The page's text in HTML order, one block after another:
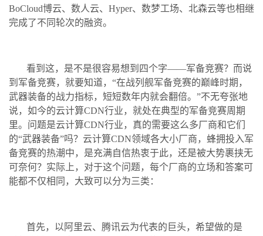
BoCloud博云、数人云、Hyper、数梦工场、北森云等也相继
完成了不同轮次的融资。
看到这，是不是很容易想到四个字——军备竞赛？而说
到军备竞赛，就要知道，“在战列舰军备竞赛的巅峰时期，
武器装备的战力指标，短短数年内就会翻倍。”不无夸张地
说，如今的云计算CDN行业，就处在典型的军备竞赛周期
里。问题是云计算CDN行业，真的需要这么多厂商和它们
的“武器装备”吗？云计算CDN领域各大小厂商，蜂拥投入军
备竞赛的热潮中，是充满自信热衷于此，还是被大势裹挟无
可奈何？实际上，对于这个问题，每个厂商的立场和答案可
能都不仅相同，大致可以分为三类：
首先，以阿里云、腾讯云为代表的巨头，希望做的是